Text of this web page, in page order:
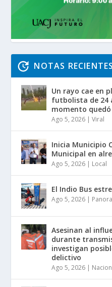
NOTAS RECIENTES
Un rayo cae en
futbolista de 24
momento quedó
Ago 5, 2026 |Viral
Inicia Municipio
Municipal en
Ago 5, 2026 | Local
El Indio Bus
Ago 5, 2026 |
Asesinan al
durante
investigan
delictivo
Ago 5, 2026 |